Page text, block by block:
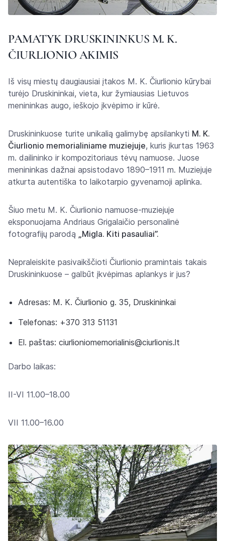
PAMATYK DRUSKININKUS M. K.
ČIURLIONIO AKIMIS
Iš visų miestų daugiausiai įtakos M. K. Čiurlionio kūrybai
turėjo Druskininkai, vieta, kur žymiausias Lietuvos
menininkas augo, ieškojo įkvėpimo ir kūrė.
Druskininkuose turite unikalią galimybę apsilankyti M. K.
Čiurlionio memorialiniame muziejuje, kuris įkurtas 1963
m. dailininko ir kompozitoriaus tėvų namuose. Juose
menininkas dažnai apsistodavo 1890–1911 m. Muziejuje
atkurta autentiška to laikotarpio gyvenamoji aplinka.
Šiuo metu M. K. Čiurlionio namuose-muziejuje
eksponuojama Andriaus Grigalaičio personalinė
fotografijų parodą „Migla. Kiti pasauliai”.
Nepraleiskite pasivaikščioti Čiurlionio pramintais takais
Druskininkuose – galbūt įkvėpimas aplankys ir jus?
Adresas: M. K. Čiurlionio g. 35, Druskininkai
Telefonas: +370 313 51131
El. paštas: ciurlioniomemorialinis@ciurlionis.lt
Darbo laikas:
II-VI 11.00–18.00
VII 11.00–16.00